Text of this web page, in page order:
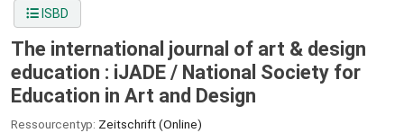
ISBD
The international journal of art & design
education : iJADE / National Society for
Education in Art and Design
Ressourcentyp: Zeitschrift (Online)